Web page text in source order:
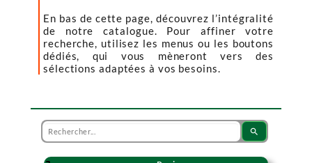
En bas de cette page, découvrez l’intégralité
de notre catalogue. Pour affiner votre
recherche, utilisez les menus ou les boutons
dédiés, qui vous mèneront vers des
sélections adaptées à vos besoins.
search